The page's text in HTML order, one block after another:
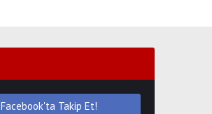
Facebook'ta Takip Et!